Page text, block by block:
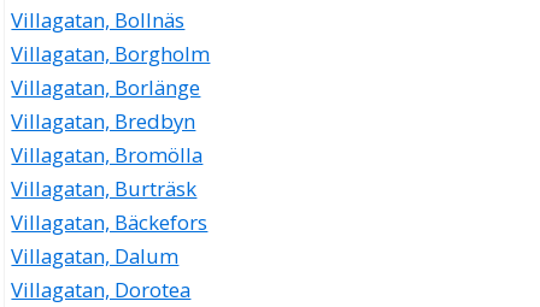
Villagatan, Bollnäs
Villagatan, Borgholm
Villagatan, Borlänge
Villagatan, Bredbyn
Villagatan, Bromölla
Villagatan, Burträsk
Villagatan, Bäckefors
Villagatan, Dalum
Villagatan, Dorotea